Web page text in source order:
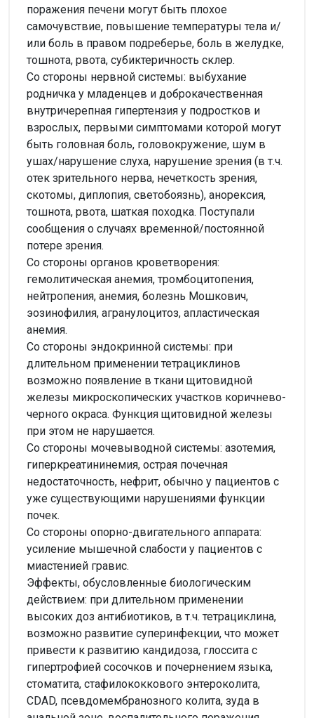
поражения печени могут быть плохое
самочувствие, повышение температуры тела и/
или боль в правом подреберье, боль в желудке,
тошнота, рвота, субиктеричность склер.
Со стороны нервной системы: выбухание
родничка у младенцев и доброкачественная
внутричерепная гипертензия у подростков и
взрослых, первыми симптомами которой могут
быть головная боль, головокружение, шум в
ушах/нарушение слуха, нарушение зрения (в т.ч.
отек зрительного нерва, нечеткость зрения,
скотомы, диплопия, светобоязнь), анорексия,
тошнота, рвота, шаткая походка. Поступали
сообщения о случаях временной/постоянной
потере зрения.
Со стороны органов кроветворения:
гемолитическая анемия, тромбоцитопения,
нейтропения, анемия, болезнь Мошкович,
эозинофилия, агранулоцитоз, апластическая
анемия.
Со стороны эндокринной системы: при
длительном применении тетрациклинов
возможно появление в ткани щитовидной
железы микроскопических участков коричнево-
черного окраса. Функция щитовидной железы
при этом не нарушается.
Со стороны мочевыводной системы: азотемия,
гиперкреатининемия, острая почечная
недостаточность, нефрит, обычно у пациентов с
уже существующими нарушениями функции
почек.
Со стороны опорно-двигательного аппарата:
усиление мышечной слабости у пациентов с
миастенией гравис.
Эффекты, обусловленные биологическим
действием: при длительном применении
высоких доз антибиотиков, в т.ч. тетрациклина,
возможно развитие суперинфекции, что может
привести к развитию кандидоза, глоссита с
гипертрофией сосочков и почернением языка,
стоматита, стафилококкового энтероколита,
CDAD, псевдомембранозного колита, зуда в